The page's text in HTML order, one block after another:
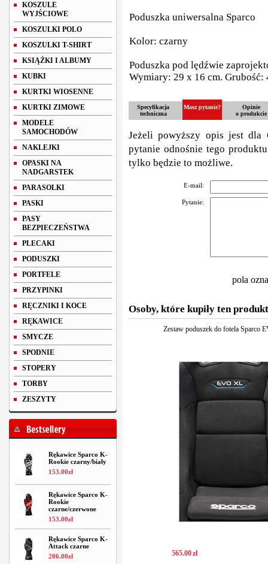
KOSZULE
WYJŚCIOWE
KOSZULKI POLO
KOSZULKI T-SHIRT
KSIĄŻKI I ALBUMY
KUBKI
KURTKI WIOSENNE
KURTKI ZIMOWE
MODELE
SAMOCHODÓW
NAKLEJKI
OPASKI NA
NADGARSTEK
PARASOLKI
PASKI
PASY
BEZPIECZEŃSTWA
PLECAKI
PODUSZKI
PORTFELE
PRZYPINKI
RĘCZNIKI I KOCE
RĘKAWICE
SMYCZE
SPODNIE
STOPERY
TORBY
ZESZYTY
Rękawice Sparco K-
Rookie czarny/biały
153.00zł
Rękawice Sparco K-
Rookie
czarne/czerwone
153.00zł
Rękawice Sparco K-
Attack czarne
206.00zł
Poduszka uniwersalna Sparco
Kolor: czarny
Poduszka pod lędźwie
Wymiary: 29 x 16 cm. Grubość:
Specyfikacja
techniczna
Masz pytanie?
Opinie
o produkcie
Jeżeli powyższy opis jest dla
pytanie odnośnie tego
tylko będzie to możliwe.
E-mail:
Pytanie:
pola
Osoby, które kupiły ten
Zestaw poduszek do fotela Sparco
565.00zł